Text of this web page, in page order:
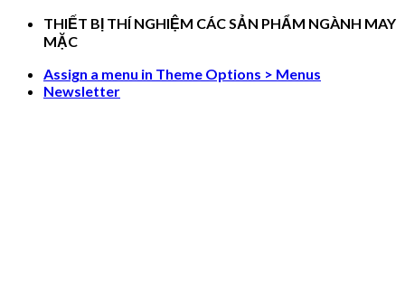
Skip
THIẾT BỊ THÍ NGHIỆM CÁC SẢN PHẨM NGÀNH MAY
MẶC
Assign a menu in Theme Options > Menus
Newsletter